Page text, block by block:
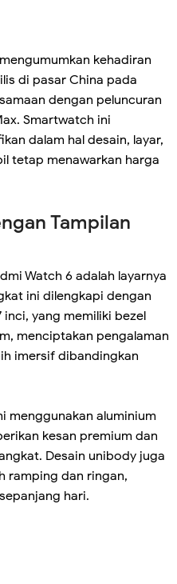
kehadiran
di pasar China pada
dengan peluncuran
Smartwatch ini
dalam hal desain, layar,
tetap menawarkan harga
Tampilan
Watch 6 adalah layarnya
ini dilengkapi dengan
inci, yang memiliki bezel
menciptakan pengalaman
imersif dibandingkan
menggunakan aluminium
kesan premium dan
Desain unibody juga
ramping dan ringan,
hari.